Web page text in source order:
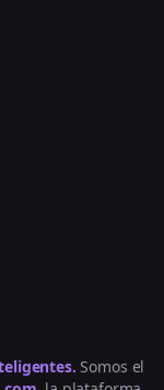
Somos el